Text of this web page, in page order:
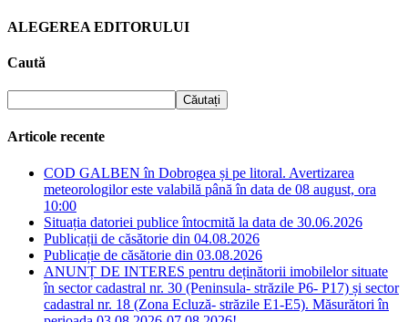
ALEGEREA EDITORULUI
Caută
Articole recente
COD GALBEN în Dobrogea și pe litoral. Avertizarea
meteorologilor este valabilă până în data de 08 august, ora
10:00
Situația datoriei publice întocmită la data de 30.06.2026
Publicații de căsătorie din 04.08.2026
Publicație de căsătorie din 03.08.2026
ANUNȚ DE INTERES pentru deținătorii imobilelor situate
în sector cadastral nr. 30 (Peninsula- străzile P6- P17) și sector
cadastral nr. 18 (Zona Ecluză- străzile E1-E5). Măsurători în